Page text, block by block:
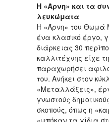
Η «Άρνη» και τα
λευκώματα
Η «Άρνη» του Θωμά
ένα κλασικό έργο,
διάρκειας 30
καλλιτέχνης είχε
παραχωρήσει
του. Ανήκει στον
«Μεταλλάξεις»,
γνωστούς
σκοπούς, όπως η
«μπήκαν τα γίδια